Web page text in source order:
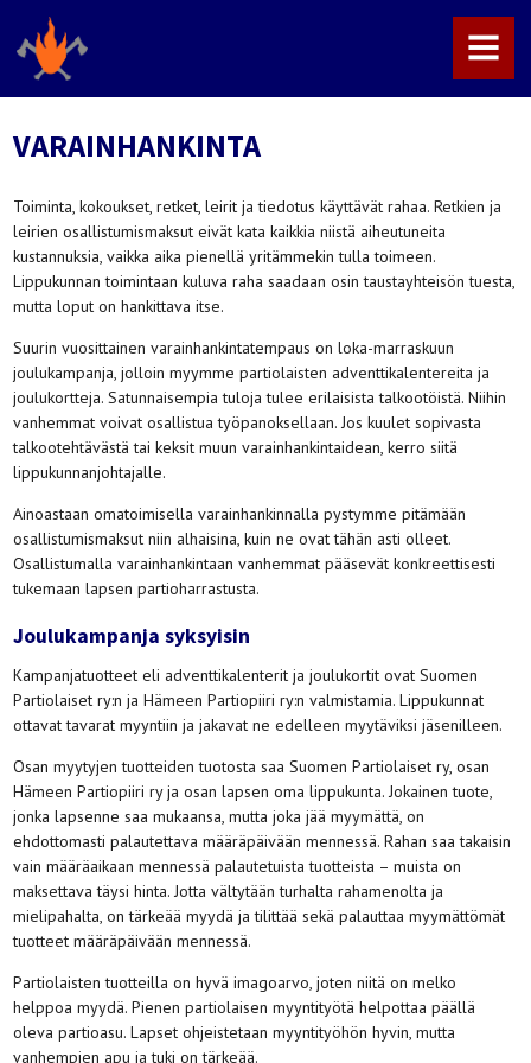
MENU
VARAINHANKINTA
Toiminta, kokoukset, retket, leirit ja tiedotus käyttävät rahaa. Retkien ja
leirien osallistumismaksut eivät kata kaikkia niistä aiheutuneita
kustannuksia, vaikka aika pienellä yritämmekin tulla toimeen.
Lippukunnan toimintaan kuluva raha saadaan osin taustayhteisön tuesta,
mutta loput on hankittava itse.
Suurin vuosittainen varainhankintatempaus on loka-marraskuun
joulukampanja, jolloin myymme partiolaisten adventtikalentereita ja
joulukortteja. Satunnaisempia tuloja tulee erilaisista talkootöistä. Niihin
vanhemmat voivat osallistua työpanoksellaan. Jos kuulet sopivasta
talkootehtävästä tai keksit muun varainhankintaidean, kerro siitä
lippukunnanjohtajalle.
Ainoastaan omatoimisella varainhankinnalla pystymme pitämään
osallistumismaksut niin alhaisina, kuin ne ovat tähän asti olleet.
Osallistumalla varainhankintaan vanhemmat pääsevät konkreettisesti
tukemaan lapsen partioharrastusta.
Joulukampanja syksyisin
Kampanjatuotteet eli adventtikalenterit ja joulukortit ovat Suomen
Partiolaiset ry:n ja Hämeen Partiopiiri ry:n valmistamia. Lippukunnat
ottavat tavarat myyntiin ja jakavat ne edelleen myytäviksi jäsenilleen.
Osan myytyjen tuotteiden tuotosta saa Suomen Partiolaiset ry, osan
Hämeen Partiopiiri ry ja osan lapsen oma lippukunta. Jokainen tuote,
jonka lapsenne saa mukaansa, mutta joka jää myymättä, on
ehdottomasti palautettava määräpäivään mennessä. Rahan saa takaisin
vain määräaikaan mennessä palautetuista tuotteista – muista on
maksettava täysi hinta. Jotta vältytään turhalta rahamenolta ja
mielipahalta, on tärkeää myydä ja tilittää sekä palauttaa myymättömät
tuotteet määräpäivään mennessä.
Partiolaisten tuotteilla on hyvä imagoarvo, joten niitä on melko
helppoa myydä. Pienen partiolaisen myyntityötä helpottaa päällä
oleva partioasu. Lapset ohjeistetaan myyntityöhön hyvin, mutta
vanhempien apu ja tuki on tärkeää.